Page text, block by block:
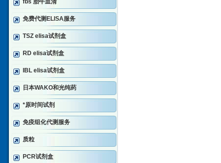
fbs 胎牛血清
免费代测ELISA服务
TSZ elisa试剂盒
RD elisa试剂盒
IBL elisa试剂盒
日本WAKO和光纯药
*原时间试剂
免疫组化代测服务
质粒
PCR试剂盒